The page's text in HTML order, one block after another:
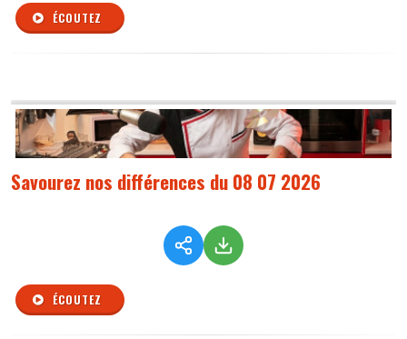
ÉCOUTEZ
Savourez nos différences du 08 07 2026
ÉCOUTEZ